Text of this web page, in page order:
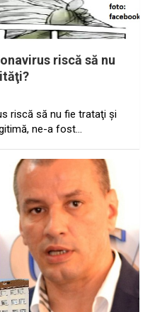
riscă să nu
riscă să nu fie trataţi şi
ne-a fost…